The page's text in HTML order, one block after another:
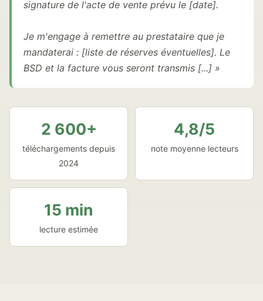
signature de l'acte de vente prévu le [date].
Je m'engage à remettre au prestataire que je
mandaterai : [liste de réserves éventuelles]. Le
BSD et la facture vous seront transmis [...] »
2 600+
téléchargements depuis
2024
4,8/5
note moyenne lecteurs
15 min
lecture estimée